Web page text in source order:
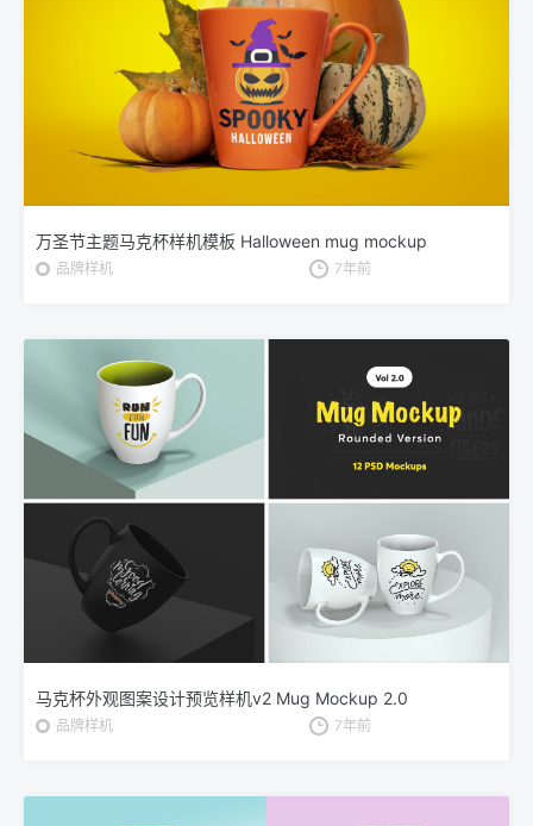
万圣节主题马克杯样机模板 Halloween mug mockup
品牌样机 7年前
马克杯外观图案设计预览样机v2 Mug Mockup 2.0
品牌样机 7年前